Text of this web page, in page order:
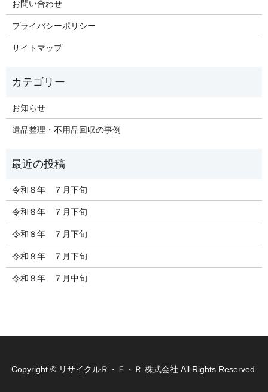
お問い合わせ
プライバシーポリシー
サイトマップ
お知らせ
遺品整理・不用品回収の事例
令和８年 ７月下旬
令和８年 ７月下旬
令和８年 ７月下旬
令和８年 ７月下旬
令和８年 ７月中旬
Copyright © リサイクルＲ・Ｅ・Ｒ 株式会社 All Rights Reserved.